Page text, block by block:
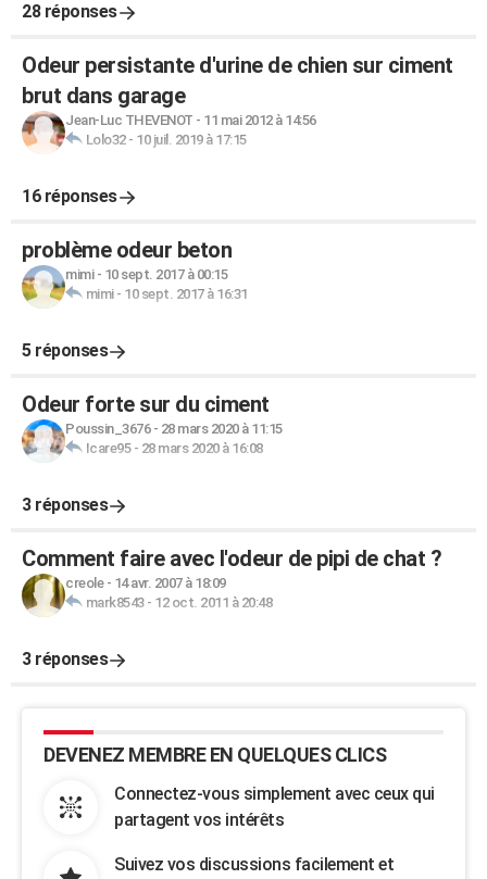
28 réponses
Odeur persistante d'urine de chien sur ciment
brut dans garage
Jean-Luc THEVENOT - 11 mai 2012 à 14:56
Lolo32- 10 juil. 2019 à 17:15
16 réponses
problème odeur beton
mimi- 10 sept. 2017 à 00:15
mimi- 10 sept. 2017 à 16:31
5 réponses
Odeur forte sur du ciment
Poussin_3676- 28 mars 2020 à 11:15
Icare95- 28 mars 2020 à 16:08
3 réponses
Comment faire avec l'odeur de pipi de chat ?
creole- 14 avr. 2007 à 18:09
mark8543- 12 oct. 2011 à 20:48
3 réponses
DEVENEZ MEMBRE EN QUELQUES CLICS
Connectez-vous simplement avec ceux qui
partagent vos intérêts
Suivez vos discussions facilement et